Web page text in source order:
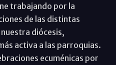
trabajando por la
de las distintas
diócesis,
activa a las parroquias.
ecuménicas por